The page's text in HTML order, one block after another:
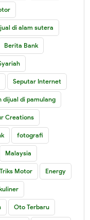
di alam sutera
Berita Bank
Seputar Internet
dijual di pamulang
Creations
fotografi
Malaysia
Motor Energy
Oto Terbaru